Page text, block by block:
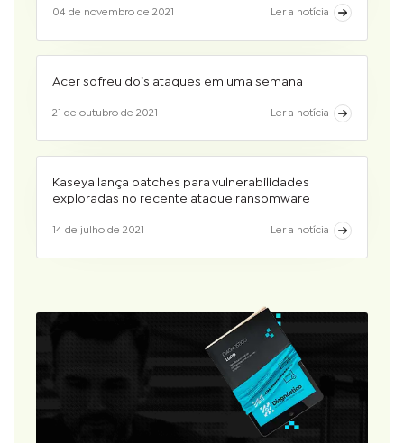
04 de novembro de 2021 Ler a notícia
Acer sofreu dois ataques em uma semana
21 de outubro de 2021 Ler a notícia
Kaseya lança patches para vulnerabilidades
exploradas no recente ataque ransomware
14 de julho de 2021 Ler a notícia